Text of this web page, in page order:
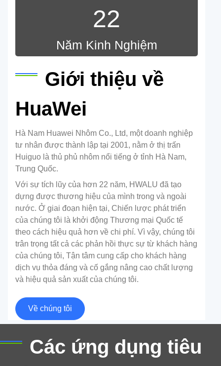
22
Năm Kinh Nghiệm
Giới thiệu về
HuaWei
Hà Nam Huawei Nhôm Co., Ltd, một doanh nghiệp
tư nhân được thành lập tại 2001, nằm ở thị trấn
Huiguo là thủ phủ nhôm nổi tiếng ở tỉnh Hà Nam,
Trung Quốc.
Với sự tích lũy của hơn 22 năm, HWALU đã tạo
dựng được thương hiệu của mình trong và ngoài
nước. Ở giai đoạn hiện tại, Chiến lược phát triển
của chúng tôi là khởi động Thương mại Quốc tế
theo cách hiệu quả hơn về chi phí. Vì vậy, chúng tôi
trân trọng tất cả các phản hồi thực sự từ khách hàng
của chúng tôi, Tận tâm cung cấp cho khách hàng
dịch vụ thỏa đáng và cố gắng nâng cao chất lượng
và hiệu quả sản xuất của chúng tôi.
Về chúng tôi
Các ứng dụng tiêu
Giấy nhôm đóng gói dược phẩm
Giấy nhôm bao bì dược phẩm là loại giấy nhôm dùng
để đóng gói các sản phẩm dược phẩm khác nhau